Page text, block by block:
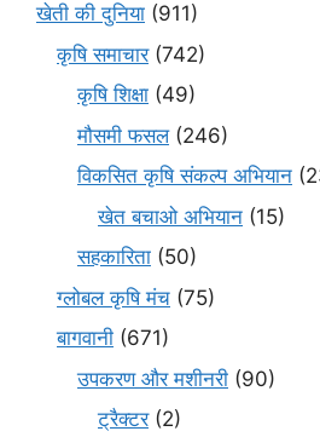
खेती की दुनिया (911)
कृषि समाचार(742)
कृषि शिक्षा (49)
मौसमी फसल(246)
विकसित कृषि संकल्प अभियान
खेत बचाओ अभियान (15)
सहकारिता (50)
ग्लोबल कृषि मंच (75)
बागवानी (671)
उपकरण और मशीनरी (90)
ट्रैक्टर(2)